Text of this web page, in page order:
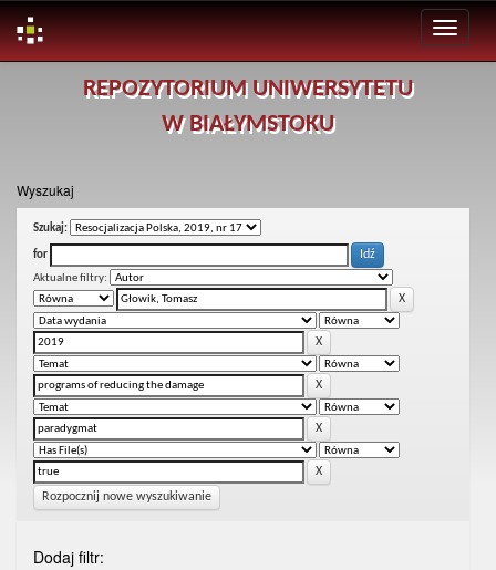
REPOZYTORIUM UNIWERSYTETU
W BIAŁYMSTOKU
Wyszukaj
Szukaj:
for
Aktualne filtry:
Rozpocznij nowe wyszukiwanie
Dodaj filtr: